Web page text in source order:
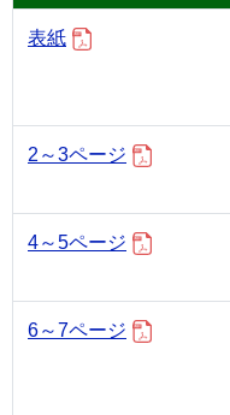
表紙
2～3ページ
4～5ページ
6～7ページ